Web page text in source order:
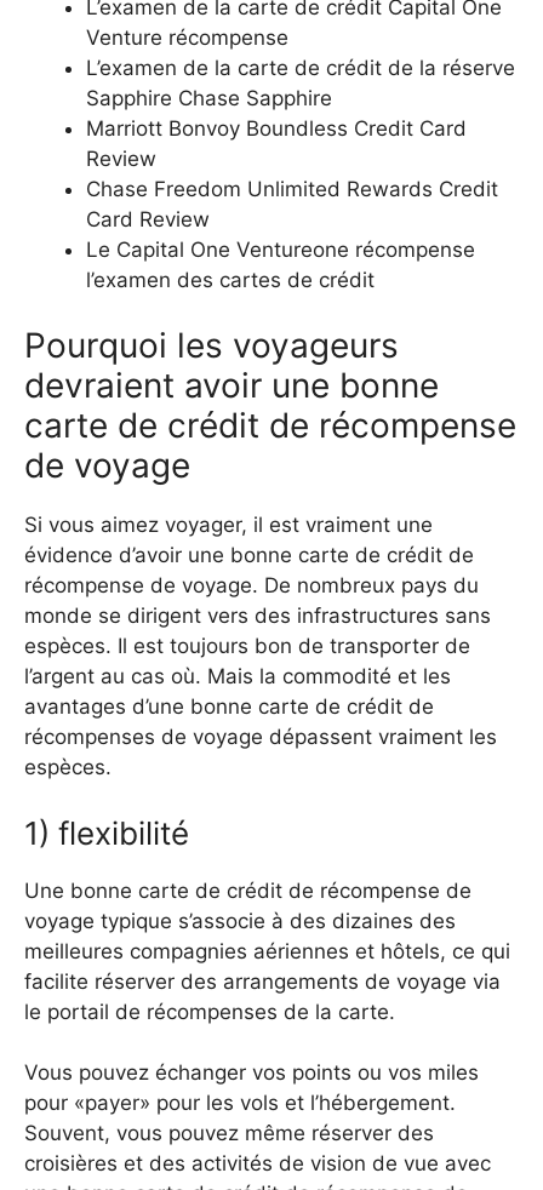
L’examen de la carte de crédit Capital One
Venture récompense
L’examen de la carte de crédit de la réserve
Sapphire Chase Sapphire
Marriott Bonvoy Boundless Credit Card
Review
Chase Freedom Unlimited Rewards Credit
Card Review
Le Capital One Ventureone récompense
l’examen des cartes de crédit
Pourquoi les voyageurs
devraient avoir une bonne
carte de crédit de récompense
de voyage
Si vous aimez voyager, il est vraiment une
évidence d’avoir une bonne carte de crédit de
récompense de voyage. De nombreux pays du
monde se dirigent vers des infrastructures sans
espèces. Il est toujours bon de transporter de
l’argent au cas où. Mais la commodité et les
avantages d’une bonne carte de crédit de
récompenses de voyage dépassent vraiment les
espèces.
1) flexibilité
Une bonne carte de crédit de récompense de
voyage typique s’associe à des dizaines des
meilleures compagnies aériennes et hôtels, ce qui
facilite réserver des arrangements de voyage via
le portail de récompenses de la carte.
Vous pouvez échanger vos points ou vos miles
pour «payer» pour les vols et l’hébergement.
Souvent, vous pouvez même réserver des
croisières et des activités de vision de vue avec